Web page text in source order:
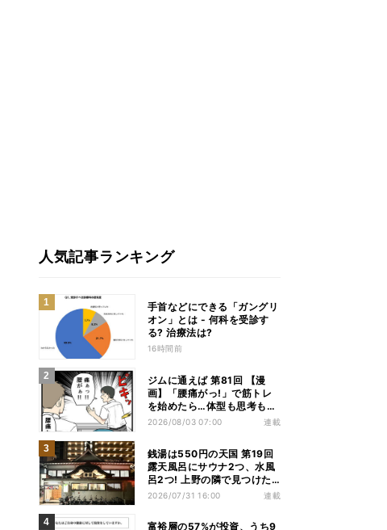
人気記事ランキング
手首などにできる「ガングリ
オン」とは - 何科を受診す
る? 治療法は?
16時間前
ジムに通えば 第81回 【漫
画】「腰痛がっ!」で筋トレ
を始めたら…体型も思考も別
人になっていた
2026/08/03 07:00 連載
銭湯は550円の天国 第19回
露天風呂にサウナ2つ、水風
呂2つ! 上野の隣で見つけた
東京屈指の人気銭湯
2026/07/31 16:00 連載
富裕層の57%が投資、うち9